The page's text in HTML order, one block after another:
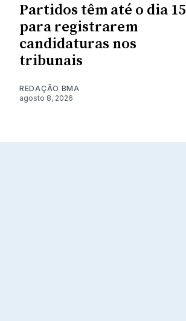
Partidos têm até o dia 15
para registrarem
candidaturas nos
tribunais
REDAÇÃO BMA
agosto 8, 2026